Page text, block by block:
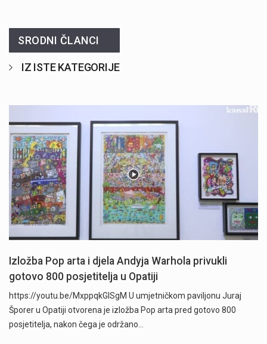
SRODNI ČLANCI
IZ ISTE KATEGORIJE
Izložba Pop arta i djela Andyja Warhola privukli
gotovo 800 posjetitelja u Opatiji
https://youtu.be/MxppqkGISgM U umjetničkom paviljonu Juraj
Šporer u Opatiji otvorena je izložba Pop arta pred gotovo 800
posjetitelja, nakon čega je održano…